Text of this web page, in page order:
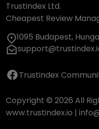
Trustindex Ltd.
Cheapest Review
1095 Budapest,
Trustindex
Copyright © 2026 All
www.trustindex.io |